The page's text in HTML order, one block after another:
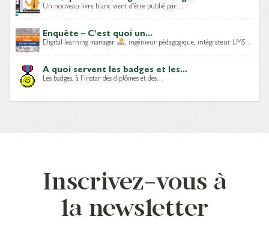
Un nouveau livre blanc vient d’être publié par…
Enquête – C’est quoi un...
Digital learning manager , ingénieur pédagogique, intégrateur LMS…
A quoi servent les badges et les...
Les badges, à l’instar des diplômes et des…
Inscrivez-vous à
la newsletter